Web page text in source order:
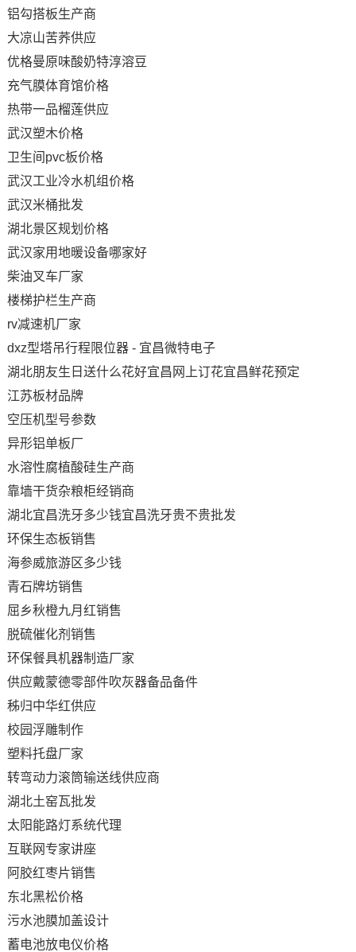
铝勾搭板生产商
大凉山苦荞供应
优格曼原味酸奶特淳溶豆
充气膜体育馆价格
热带一品榴莲供应
武汉塑木价格
卫生间pvc板价格
武汉工业冷水机组价格
武汉米桶批发
湖北景区规划价格
武汉家用地暖设备哪家好
柴油叉车厂家
楼梯护栏生产商
rv减速机厂家
dxz型塔吊行程限位器 - 宜昌微特电子
湖北朋友生日送什么花好宜昌网上订花宜昌鲜花预定
江苏板材品牌
空压机型号参数
异形铝单板厂
水溶性腐植酸硅生产商
靠墙干货杂粮柜经销商
湖北宜昌洗牙多少钱宜昌洗牙贵不贵批发
环保生态板销售
海参威旅游区多少钱
青石牌坊销售
屈乡秋橙九月红销售
脱硫催化剂销售
环保餐具机器制造厂家
供应戴蒙德零部件吹灰器备品备件
秭归中华红供应
校园浮雕制作
塑料托盘厂家
转弯动力滚筒输送线供应商
湖北土窑瓦批发
太阳能路灯系统代理
互联网专家讲座
阿胶红枣片销售
东北黑松价格
污水池膜加盖设计
蓄电池放电仪价格